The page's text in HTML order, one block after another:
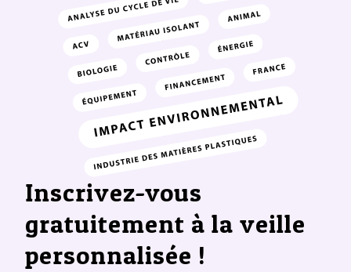
Inscrivez-vous
gratuitement à la veille
personnalisée !